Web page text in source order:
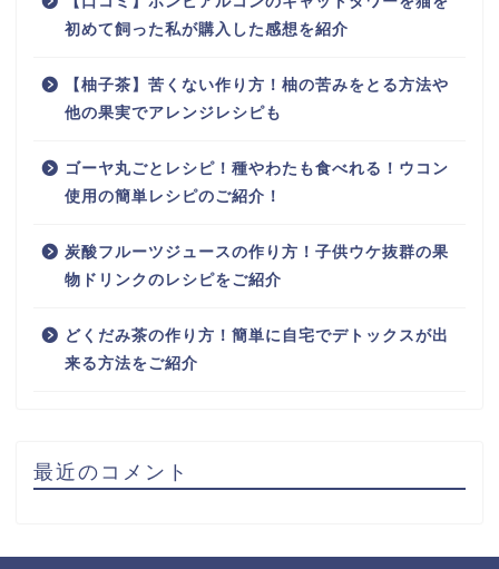
初めて飼った私が購入した感想を紹介
【柚子茶】苦くない作り方！柚の苦みをとる方法や
他の果実でアレンジレシピも
ゴーヤ丸ごとレシピ！種やわたも食べれる！ウコン
使用の簡単レシピのご紹介！
炭酸フルーツジュースの作り方！子供ウケ抜群の果
物ドリンクのレシピをご紹介
どくだみ茶の作り方！簡単に自宅でデトックスが出
来る方法をご紹介
最近のコメント